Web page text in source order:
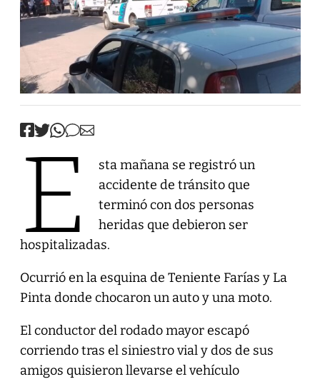
E
sta mañana se registró un
accidente de tránsito que
terminó con dos personas
heridas que debieron ser
hospitalizadas.
Ocurrió en la esquina de Teniente Farías y La
Pinta donde chocaron un auto y una moto.
El conductor del rodado mayor escapó
corriendo tras el siniestro vial y dos de sus
amigos quisieron llevarse el vehículo